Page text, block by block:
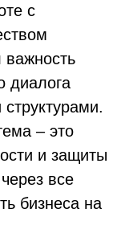
с
важность
диалога
– это
и защиты
все
бизнеса на